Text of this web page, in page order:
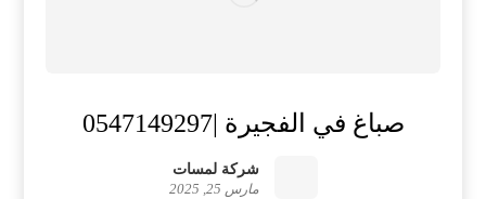
صباغ في الفجيرة |0547149297
شركة لمسات
مارس 25, 2025